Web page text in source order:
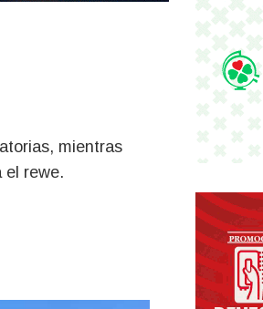
mientras
el rewe.